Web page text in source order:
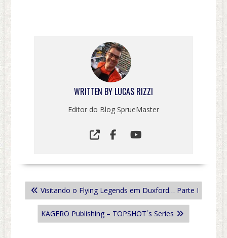
WRITTEN BY LUCAS RIZZI
Editor do Blog SprueMaster
NAVEGAÇÃOVisitando o Flying Legends em Duxford… Parte I
KAGERO Publishing – TOPSHOT´s Series